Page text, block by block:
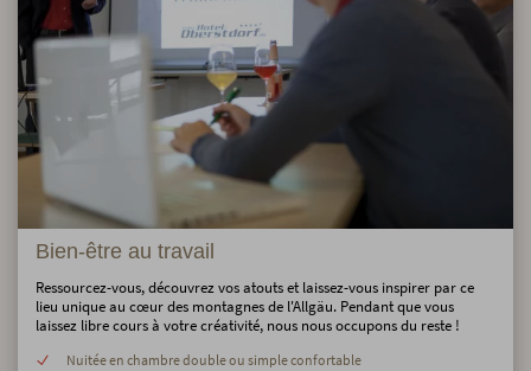
Bien-être au travail
Ressourcez-vous, découvrez vos atouts et laissez-vous inspirer par ce
lieu unique au cœur des montagnes de l'Allgäu. Pendant que vous
laissez libre cours à votre créativité, nous nous occupons du reste !
Nuitée en chambre double ou simple confortable